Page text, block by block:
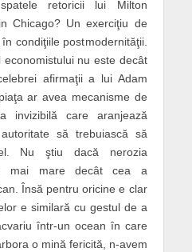
retoricii lui Milton
Chicago? Un exerciţiu de
condiţiile postmodernităţii.
nu este decât
afirmaţii a lui Adam
ar avea mecanisme de
invizibilă care aranjează
să trebuiască să
Nu ştiu dacă nerozia
mai mare decât cea a
Însă pentru oricine e clar
e similară cu gestul de a
într-un ocean în care
o mină fericită, n-avem